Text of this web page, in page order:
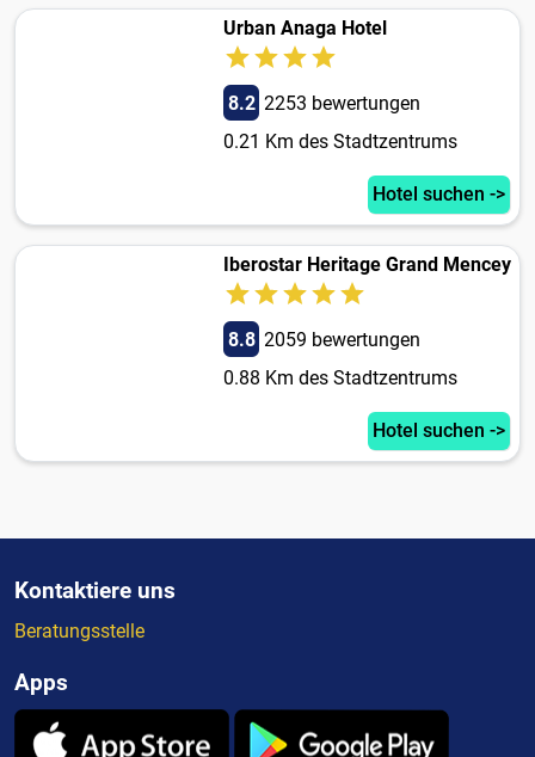
Urban Anaga Hotel
8.2 2253 bewertungen
0.21 Km des Stadtzentrums
Hotel suchen ->
Iberostar Heritage Grand Mencey
8.8 2059 bewertungen
0.88 Km des Stadtzentrums
Hotel suchen ->
Kontaktiere uns
Beratungsstelle
Apps